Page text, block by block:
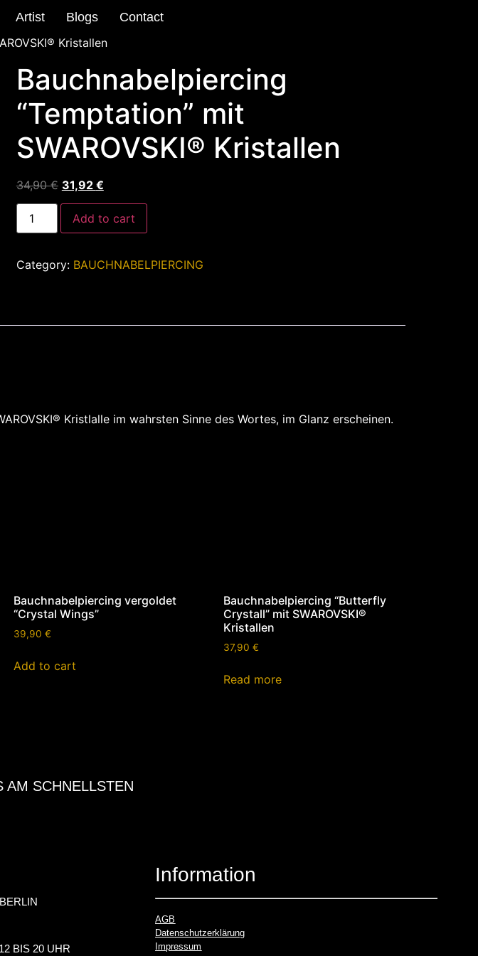
Artist Blogs
Contact
Kristallen
Bauchnabelpiercing
“Temptation” mit
SWAROVSKI® Kristallen
34,90€ 31,92 €
Add to cart
Category: BAUCHNABELPIERCING
Kristlalle im wahrsten Sinne des Wortes, im Glanz erscheinen.
Bauchnabelpiercing vergoldet
“Crystal Wings”
39,90€
Add to cart
Bauchnabelpiercing “Butterfly
Crystall” mit SWAROVSKI®
Kristallen
37,90€
Read more
AM SCHNELLSTEN
BIS 20 UHR
Information
AGB
Datenschutzerklärung
Impressum